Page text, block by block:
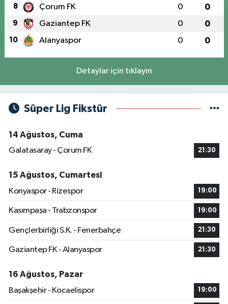
8 Çorum FK 0 0
9 Gaziantep FK 0 0
10 Alanyaspor 0 0
Detaylar için tıklayın
Süper Lig Fikstür
14 Ağustos, Cuma
Galatasaray - Çorum FK
21:30
15 Ağustos, Cumartesi
Konyaspor - Rizespor
19:00
Kasımpaşa - Trabzonspor 19:00
Gençlerbirliği S.K. - Fenerbahçe 21:30
Gaziantep FK - Alanyaspor 21:30
16 Ağustos, Pazar
Başakşehir - Kocaelispor
19:00